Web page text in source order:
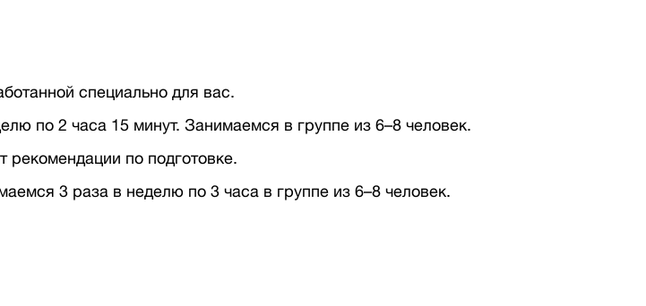
специально для вас.
по 2 часа 15 минут. Занимаемся в группе из 6–8 человек.
рекомендации по подготовке.
3 раза в неделю по 3 часа в группе из 6–8 человек.